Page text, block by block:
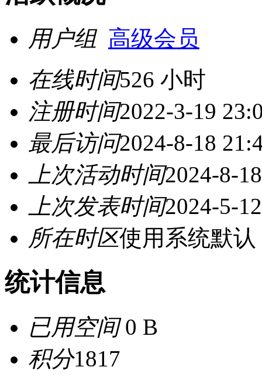
用户组 高级会员
在线时间526 小时
注册时间2022-3-19
最后访问2024-8-18
上次活动时间2024-8-
上次发表时间2024-5-
所在时区使用系统默认
统计信息
已用空间0 B
积分1817